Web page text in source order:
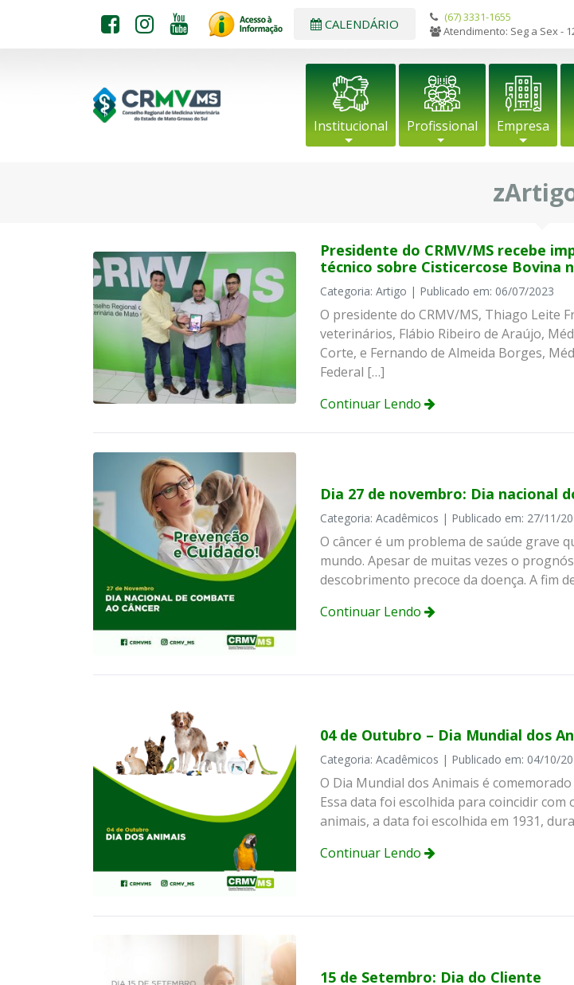
CALENDÁRIO
(67) 3331-1655
Atendimento: Seg a Sex -
Institucional Profissional Empresa
Presidente do CRMV/MS recebe
técnico sobre Cisticercose Bovina
Categoria: Artigo | Publicado em: 06/07/2023
O presidente do CRMV/MS, Thiago Leite
veterinários, Flábio Ribeiro de Araújo,
Corte, e Fernando de Almeida Borges,
Federal […]
Continuar Lendo
Dia 27 de novembro: Dia nacional
Categoria: Acadêmicos | Publicado em: 27/11/
O câncer é um problema de saúde grave
mundo. Apesar de muitas vezes o
descobrimento precoce da doença. A fim
Continuar Lendo
04 de Outubro – Dia Mundial dos
Categoria: Acadêmicos | Publicado em: 04/10/
O Dia Mundial dos Animais é
Essa data foi escolhida para coincidir com
animais, a data foi escolhida em 1931,
Continuar Lendo
15 de Setembro: Dia do Cliente